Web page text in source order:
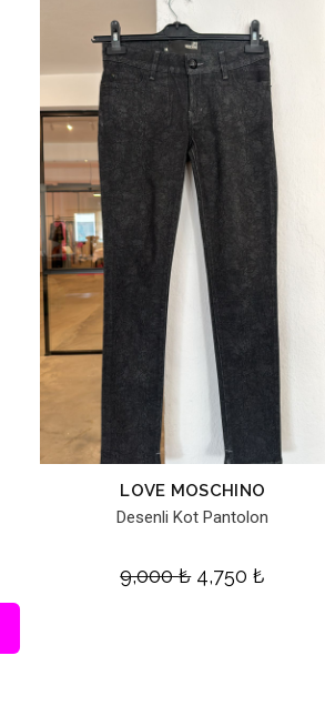
LOVE MOSCHINO
Desenli Kot Pantolon
9,000₺ 4,750₺